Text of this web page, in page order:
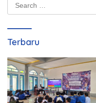
for:
Terbaru